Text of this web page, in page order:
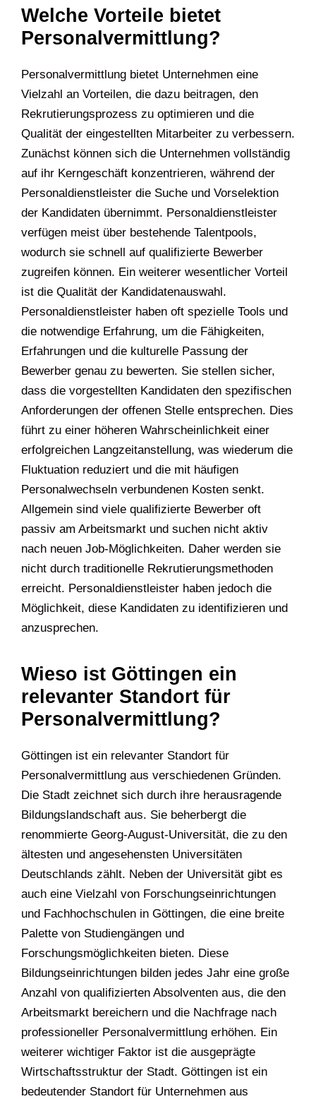
Welche Vorteile bietet
Personalvermittlung?
Personalvermittlung bietet Unternehmen eine
Vielzahl an Vorteilen, die dazu beitragen, den
Rekrutierungsprozess zu optimieren und die
Qualität der eingestellten Mitarbeiter zu verbessern.
Zunächst können sich die Unternehmen vollständig
auf ihr Kerngeschäft konzentrieren, während der
Personaldienstleister die Suche und Vorselektion
der Kandidaten übernimmt. Personaldienstleister
verfügen meist über bestehende Talentpools,
wodurch sie schnell auf qualifizierte Bewerber
zugreifen können. Ein weiterer wesentlicher Vorteil
ist die Qualität der Kandidatenauswahl.
Personaldienstleister haben oft spezielle Tools und
die notwendige Erfahrung, um die Fähigkeiten,
Erfahrungen und die kulturelle Passung der
Bewerber genau zu bewerten. Sie stellen sicher,
dass die vorgestellten Kandidaten den spezifischen
Anforderungen der offenen Stelle entsprechen. Dies
führt zu einer höheren Wahrscheinlichkeit einer
erfolgreichen Langzeitanstellung, was wiederum die
Fluktuation reduziert und die mit häufigen
Personalwechseln verbundenen Kosten senkt.
Allgemein sind viele qualifizierte Bewerber oft
passiv am Arbeitsmarkt und suchen nicht aktiv
nach neuen Job-Möglichkeiten. Daher werden sie
nicht durch traditionelle Rekrutierungsmethoden
erreicht. Personaldienstleister haben jedoch die
Möglichkeit, diese Kandidaten zu identifizieren und
anzusprechen.
Wieso ist Göttingen ein
relevanter Standort für
Personalvermittlung?
Göttingen ist ein relevanter Standort für
Personalvermittlung aus verschiedenen Gründen.
Die Stadt zeichnet sich durch ihre herausragende
Bildungslandschaft aus. Sie beherbergt die
renommierte Georg-August-Universität, die zu den
ältesten und angesehensten Universitäten
Deutschlands zählt. Neben der Universität gibt es
auch eine Vielzahl von Forschungseinrichtungen
und Fachhochschulen in Göttingen, die eine breite
Palette von Studiengängen und
Forschungsmöglichkeiten bieten. Diese
Bildungseinrichtungen bilden jedes Jahr eine große
Anzahl von qualifizierten Absolventen aus, die den
Arbeitsmarkt bereichern und die Nachfrage nach
professioneller Personalvermittlung erhöhen. Ein
weiterer wichtiger Faktor ist die ausgeprägte
Wirtschaftsstruktur der Stadt. Göttingen ist ein
bedeutender Standort für Unternehmen aus